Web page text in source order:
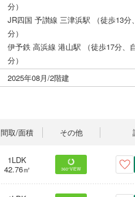
分）
JR四国 予讃線 三津浜駅 （徒歩13分
分）
伊予鉄 高浜線 港山駅 （徒歩17分、
分）
2025年08月/2階建
間取/面積 その他
1LDK
42.76㎡
360°VIEW